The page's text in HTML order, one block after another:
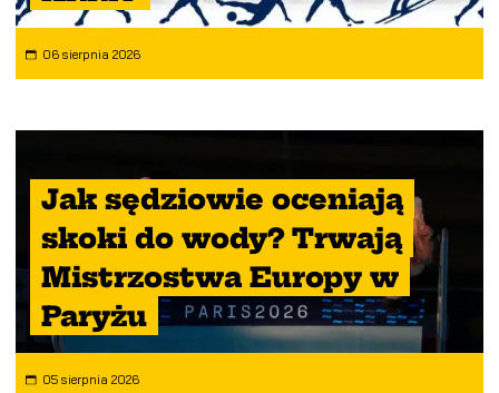
06 sierpnia 2026
Jak sędziowie oceniają
skoki do wody? Trwają
Mistrzostwa Europy w
Paryżu
05 sierpnia 2026